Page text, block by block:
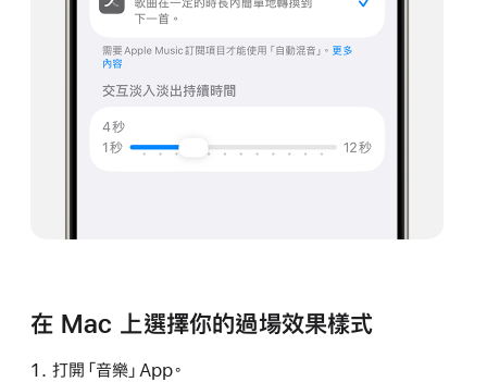
在 Mac 上選擇你的過場效果樣式
打開「音樂」App。